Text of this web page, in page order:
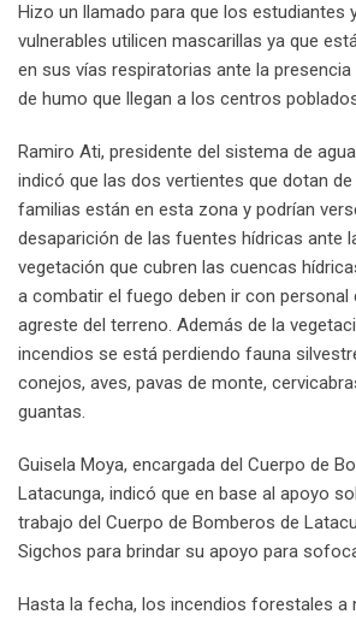
Hizo un llamado para que los estudiantes
vulnerables utilicen mascarillas ya que
en sus vías respiratorias ante la
de humo que llegan a los centros
Ramiro Ati, presidente del sistema de
indicó que las dos vertientes que dotan
familias están en esta zona y podrían
desaparición de las fuentes hídricas ante
vegetación que cubren las cuencas
a combatir el fuego deben ir con personal
agreste del terreno. Además de la
incendios se está perdiendo fauna
conejos, aves, pavas de monte,
guantas.
Guisela Moya, encargada del Cuerpo de
Latacunga, indicó que en base al apoyo
trabajo del Cuerpo de Bomberos de
Sigchos para brindar su apoyo para
Hasta la fecha, los incendios forestales a